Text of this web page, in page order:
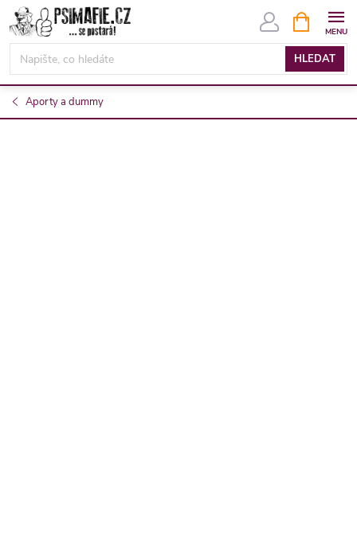
Přejít
na
obsah
HLEDAT
NÁKUPNÍ
KOŠÍK
Aporty a dummy